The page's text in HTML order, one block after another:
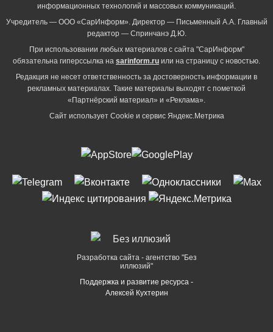
информационных технологий и массовых коммуникаций.
Учредитель — ООО «СарИнформ». Директор — Письменный А.А. Главный
редактор — Спринчанэ Д.Ю.
При использовании любых материалов с сайта "СарИнформ"
обязательна гиперссылка на sarinform.ru или на страницу с новостью.
Редакция не несет ответственность за достоверность информации в
рекламных материалах. Такие материалы выходят с пометкой
«Партнёрский материал» и «Реклама».
Сайт использует Cookie и сервиc Яндекс.Метрика
Разработка сайта - агентство "Без
иллюзий"
Поддержка и развитие ресурса -
Алексей Кухтерин